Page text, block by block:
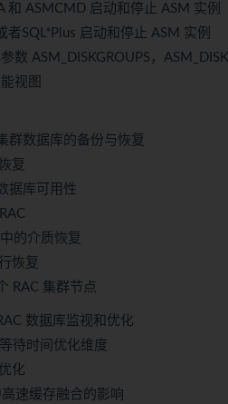
和 ASMCMD 启动和停止 ASM 实例
者SQL*Plus 启动和停止 ASM 实例
数 ASM_DISKGROUPS，
视图
群数据库的备份与恢复
复
据库可用性
的介质恢复
恢复
RAC 集群节点
数据库监视和优化
待时间优化维度
化
速缓存融合的影响